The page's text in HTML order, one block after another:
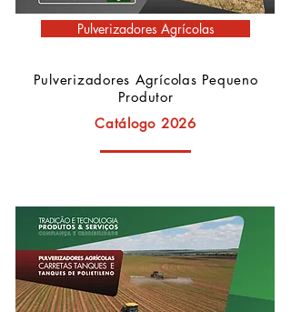
Pulverizadores Agrícolas
Pulverizadores Agrícolas Pequeno
Produtor
Catálogo 2026